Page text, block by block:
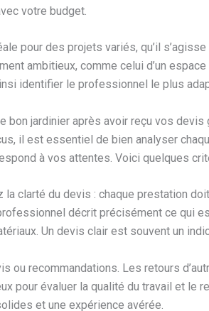
votre budget.
pour des projets variés, qu’il s’agisse
ambitieux, comme celui d’un
identifier le professionnel le plus
bon jardinier après avoir reçu vos devis
il est essentiel de bien analyser
à vos attentes. Voici quelques
la clarté du devis : chaque prestation
décrit précisément ce qui
Un devis clair est souvent un
ou recommandations. Les retours
pour évaluer la qualité du travail et le
et une expérience avérée.